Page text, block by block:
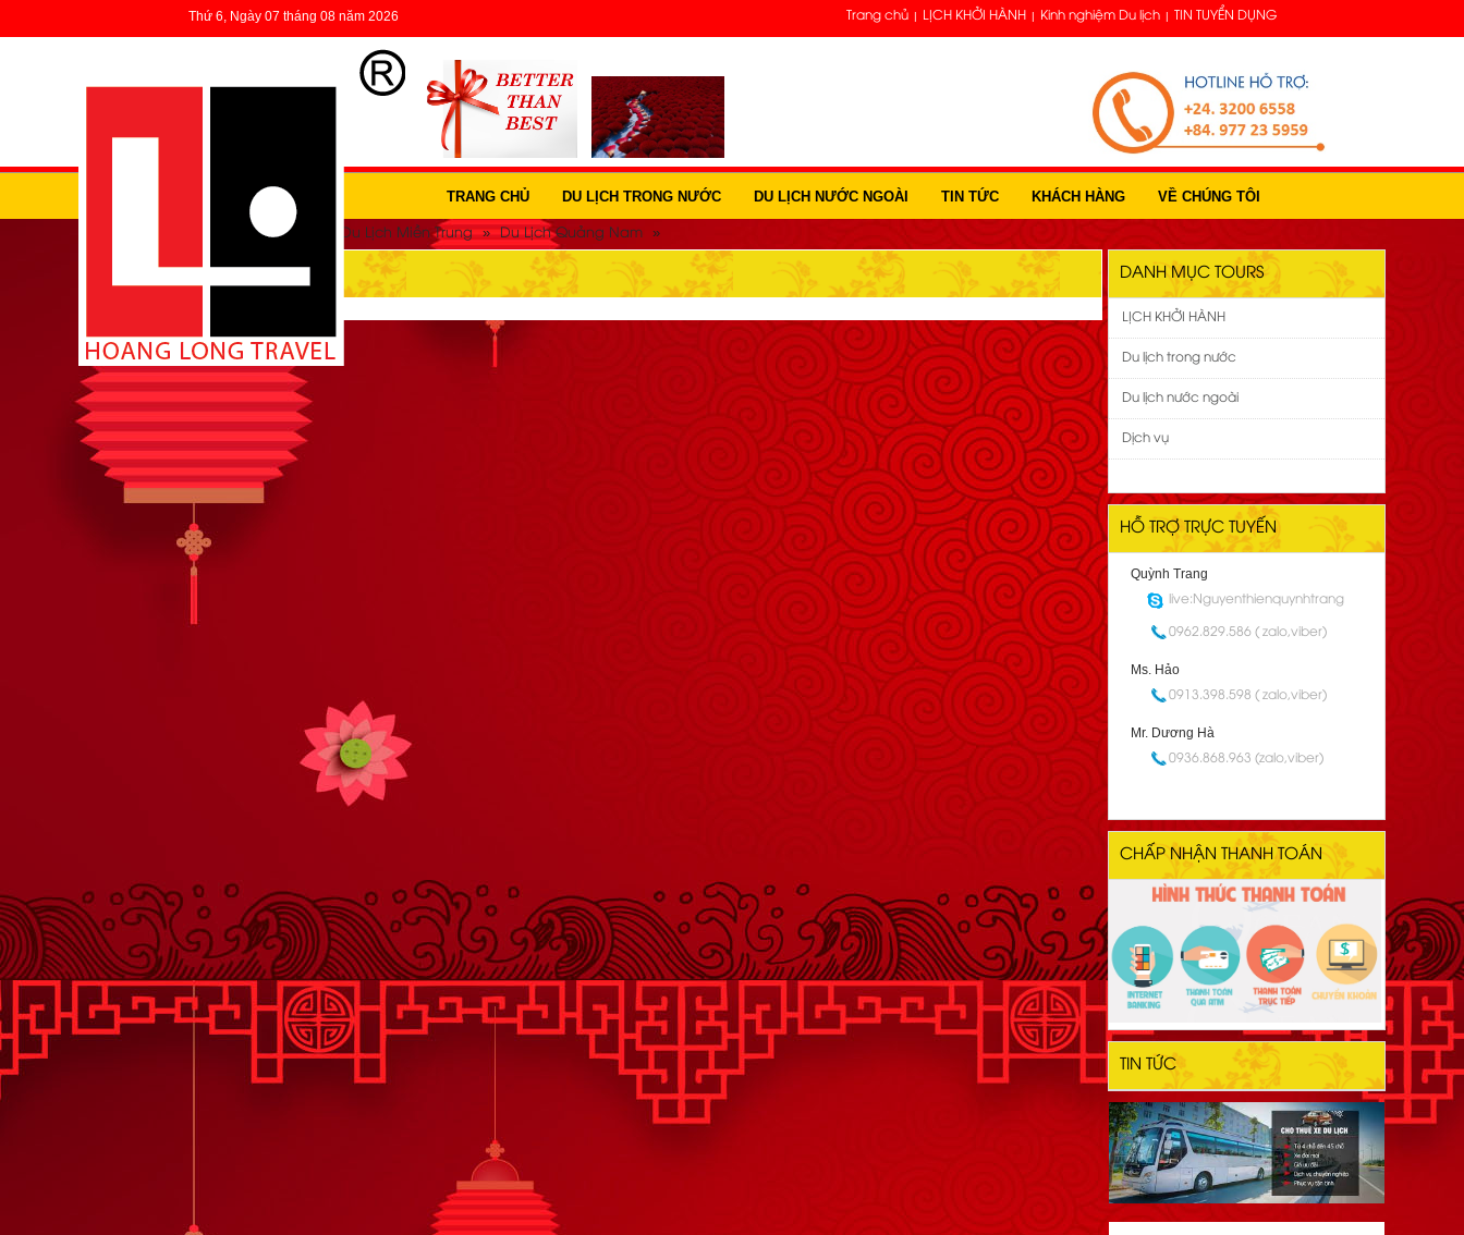
Thứ 6, Ngày 07 tháng 08 năm 2026 Trang chủ LỊCH KHỞI HÀNH Kinh nghiệm Du lịch TIN TUYỂN DỤNG
TRANG CHỦ DU LỊCH TRONG NƯỚC DU LỊCH NƯỚC NGOÀI TIN TỨC KHÁCH HÀNG VỀ CHÚNG TÔI
Du lịch trong nước Du Lịch Miền Trung » Du Lịch Quảng Nam »
DANH MỤC TOURS
LỊCH KHỞI HÀNH
Du lịch trong nước
Du lịch nước ngoài
Dịch vụ
HỖ TRỢ TRỰC TUYẾN
Quỳnh Trang
live:Nguyenthienquynhtrang
0962.829.586 ( zalo,viber)
Ms. Hảo
0913.398.598 ( zalo,viber)
Mr. Dương Hà
0936.868.963 (zalo,viber)
CHẤP NHẬN THANH TOÁN
TIN TỨC
DU LỊCH QUẢNG NAM